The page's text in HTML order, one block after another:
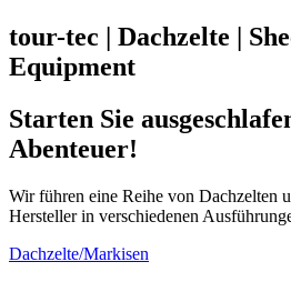
tour-tec | Dachzelte |
Equipment
Starten Sie
Abenteuer!
Wir führen eine Reihe von Dachzelten
Hersteller in verschiedenen
Dachzelte/Markisen